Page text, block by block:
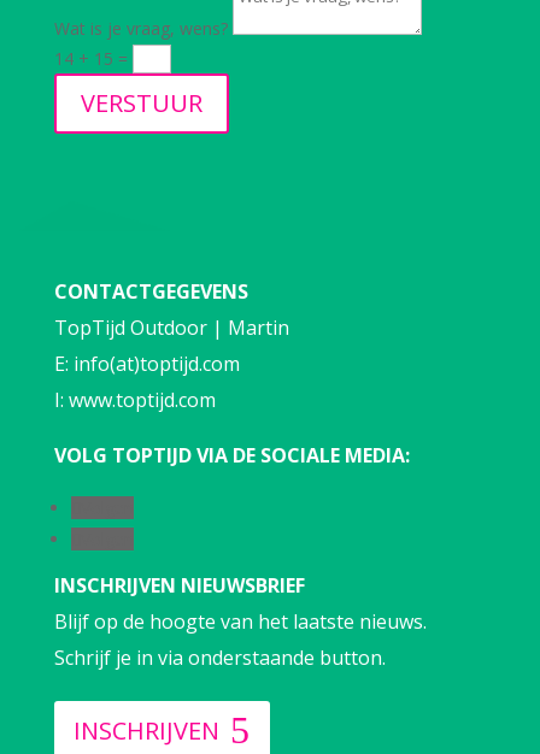
Wat is je vraag, wens?
14 + 15 =
VERSTUUR
CONTACTGEGEVENS
TopTijd Outdoor | Martin
E: info(at)toptijd.com
I: www.toptijd.com
VOLG TOPTIJD VIA DE SOCIALE MEDIA:
INSCHRIJVEN NIEUWSBRIEF
Blijf op de hoogte van het laatste nieuws.
Schrijf je in via onderstaande button.
INSCHRIJVEN